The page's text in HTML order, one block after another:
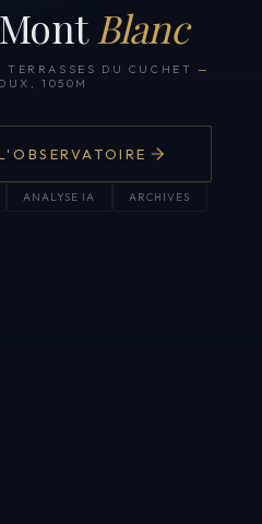
Blanc
DU CUCHET —
1050M
ANALYSE IA ARCHIVES